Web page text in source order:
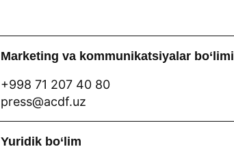
Marketing va kommunikatsiyalar bo‘limi
+998 71 207 40 80
press@acdf.uz
Yuridik bo‘lim